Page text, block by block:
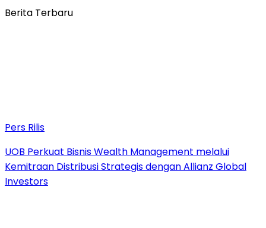
Berita Terbaru
Pers Rilis
UOB Perkuat Bisnis Wealth Management melalui
Kemitraan Distribusi Strategis dengan Allianz Global
Investors